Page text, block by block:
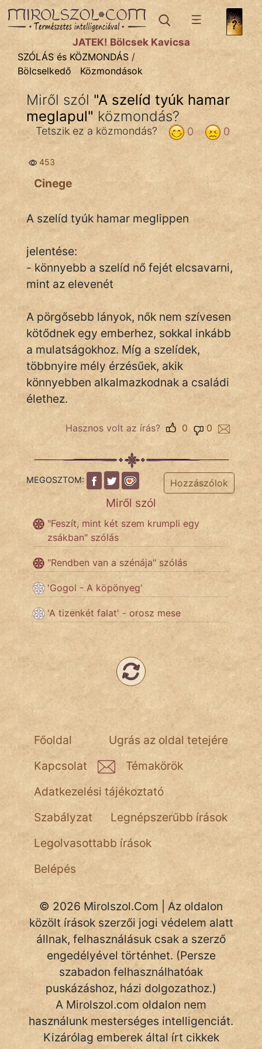
SZÓLÁS ÉS KÖZMONDÁStémák:
Bibliai
Kifejezések
Közmondások
Rímelő
Szóláscsoportok
Szólások
Tréfás
SZÓLÁS
És
KÖZMONDÁS
PSZICHO
ÉLETMÓD
TÖRTÉNELEM
Népszerű szerzőink:
cinege
fantom
vörös ördög
nagyöreg
NapHold
Név nélkül
pszichopati
szegény legény
szemfüles
JÁTÉK! Bölcsek Kavicsa
SZÓLÁS és KÖZMONDÁS /
Bölcselkedő
Közmondások
Miről szól "A szelíd tyúk hamar
meglapul" közmondás?
0
0
Tetszik ez a közmondás?
453
Cinege
A szelíd tyúk hamar meglippen
jelentése:
- könnyebb a szelíd nő fejét elcsavarni,
mint az elevenét
A pörgősebb lányok, nők nem szívesen
kötődnek egy emberhez, sokkal inkább
a mulatságokhoz. Míg a szelídek,
többnyire mély érzésűek, akik
könnyebben alkalmazkodnak a családi
élethez.
Hasznos volt az írás? 0
0
MEGOSZTOM: Hozzászólok
Miről szól
"Feszít, mint két szem krumpli egy
zsákban" szólás
"Rendben van a szénája" szólás
'Gogol - A köpönyeg'
'A tizenkét falat' - orosz mese
Ugrás az oldal tetejére
Főoldal
Kapcsolat
Témakörök
Adatkezelési tájékoztató
Szabályzat
Legnépszerűbb írások
Legolvasottabb írások
Belépés
© 2026 Mirolszol.Com | Az oldalon
közölt írások szerzői jogi védelem alatt
állnak, felhasználásuk csak a szerző
engedélyével történhet. (Persze
szabadon felhasználhatóak
puskázáshoz, házi dolgozathoz.)
A Mirolszol.com oldalon nem
használunk mesterséges intelligenciát.
Kizárólag emberek által írt cikkek